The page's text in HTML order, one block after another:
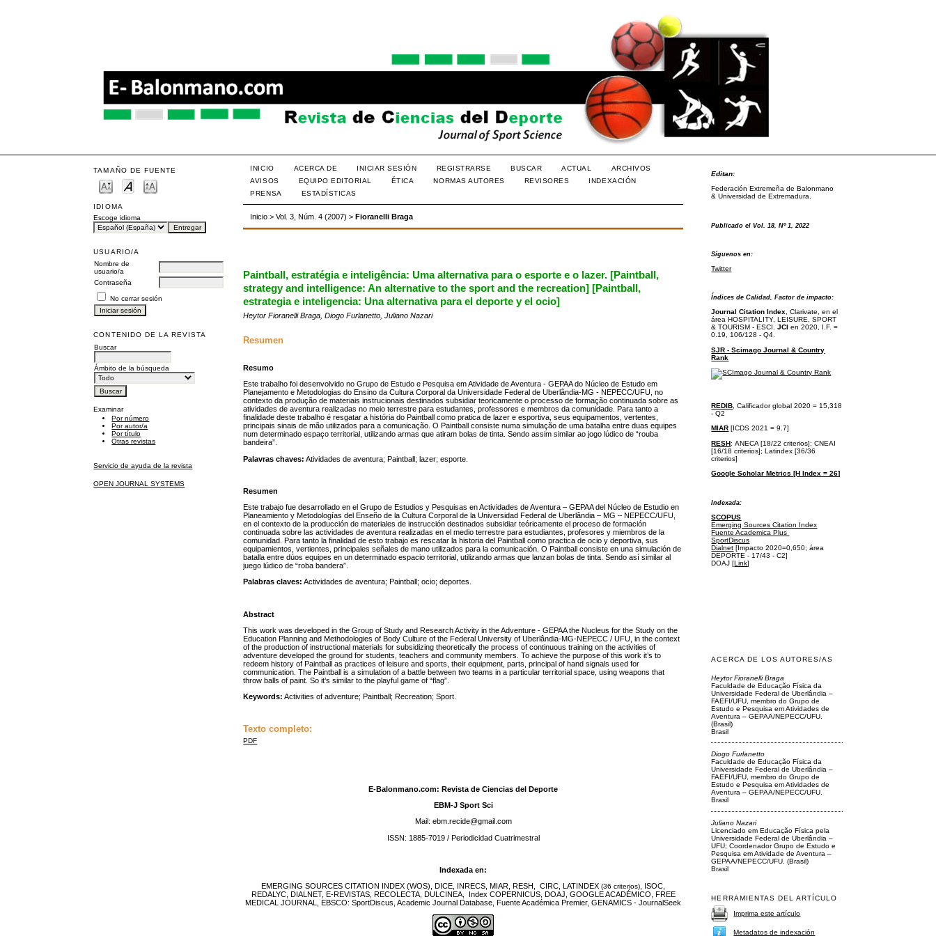
TAMAÑO DE FUENTE
IDIOMA
Escoge idioma
USUARIO/A
Nombre de
usuario/a
Contraseña
No cerrar sesión
CONTENIDO DE LA REVISTA
Buscar
Ámbito de la búsqueda
Examinar
Por número
Por autor/a
Por título
Otras revistas
Servicio de ayuda de la revista
OPEN JOURNAL SYSTEMS
Editan:
Federación Extremeña de Balonmano
& Universidad de Extremadura.
Publicado el Vol. 18, Nº 1, 2022
Síguenos en:
Twitter
Índices de Calidad, Factor de impacto:
Journal Citation Index, Clarivate, en el
áreaHOSPITALITY, LEISURE, SPORT
& TOURISM - ESCI. JCI en 2020, I.F. =
0.19, 106/128 - Q4.
SJR - Scimago Journal & Country
Rank
REDIB , Calificador global 2020 = 15,318
- Q2
MIAR [ICDS 2021 = 9.7]
RESH:ANECA [18/22 criterios];CNEAI
[16/18 criterios];Latindex [36/36
criterios]
Google Scholar Metrics [H Index = 26]
Indexada:
SCOPUS
Emerging Sources Citation Index
Fuente Academica Plus
SportDiscus
Dialnet [Impacto 2020=0,650; área
DEPORTE - 17/43 - C2]
DOAJ [Link]
ACERCA DE LOS AUTORES/AS
Heytor Fioranelli Braga
Faculdade de Educação Física da
Universidade Federal de Uberlândia –
FAEFI/UFU, membro do Grupo de
Estudo e Pesquisa em Atividades de
Aventura – GEPAA/NEPECC/UFU.
(Brasil)
Brasil
Diogo Furlanetto
Faculdade de Educação Física da
Universidade Federal de Uberlândia –
FAEFI/UFU, membro do Grupo de
Estudo e Pesquisa em Atividades de
Aventura – GEPAA/NEPECC/UFU.
Brasil
Juliano Nazari
Licenciado em Educação Física pela
Universidade Federal de Uberlândia –
UFU; Coordenador Grupo de Estudo e
Pesquisa em Atividade de Aventura –
GEPAA/NEPECC/UFU. (Brasil)
Brasil
HERRAMIENTAS DEL ARTÍCULO
Imprima este artículo
Metadatos de indexación
INICIO ACERCA DE INICIAR SESIÓN REGISTRARSE BUSCAR ACTUAL
ARCHIVOS
AVISOS
EQUIPO EDITORIAL ÉTICA NORMAS AUTORES REVISORES
INDEXACIÓN
PRENSA
ESTADÍSTICAS
Inicio >Vol. 3, Núm. 4 (2007) >Fioranelli Braga
Paintball, estratégia e inteligência: Uma alternativa para o esporte e o lazer. [Paintball,
strategy and intelligence: An alternative to the sport and the recreation] [Paintball,
estrategia e inteligencia: Una alternativa para el deporte y el ocio]
Heytor Fioranelli Braga, Diogo Furlanetto, Juliano Nazari
Resumen
Resumo
Este trabalho foi desenvolvido no Grupo de Estudo e Pesquisa em Atividade de Aventura - GEPAA do Núcleo de Estudo em
Planejamento e Metodologias do Ensino da Cultura Corporal da Universidade Federal de Uberlândia-MG - NEPECC/UFU, no
contexto da produção de materiais instrucionais destinados subsidiar teoricamente o processo de formação continuada sobre as
atividades de aventura realizadas no meio terrestre para estudantes, professores e membros da comunidade. Para tanto a
finalidade deste trabalho é resgatar a história do Paintball como pratica de lazer e esportiva, seus equipamentos, vertentes,
principais sinais de mão utilizados para a comunicação. O Paintball consiste numa simulação de uma batalha entre duas equipes
num determinado espaço territorial, utilizando armas que atiram bolas de tinta. Sendo assim similar ao jogo lúdico de “rouba
bandeira”.
Palavras chaves: Atividades de aventura; Paintball; lazer; esporte.
Resumen
Este trabajo fue desarrollado en el Grupo de Estudios y Pesquisas en Actividades de Aventura – GEPAA del Núcleo de Estudio en
Planeamiento y Metodologías del Enseño de la Cultura Corporal de la Universidad Federal de Uberlândia – MG – NEPECC/UFU,
en el contexto de la producción de materiales de instrucción destinados subsidiar teóricamente el proceso de formación
continuada sobre las actividades de aventura realizadas en el medio terrestre para estudiantes, profesores y miembros de la
comunidad. Para tanto la finalidad de esto trabajo es rescatar la historia del Paintball como practica de ocio y deportiva, sus
equipamientos, vertientes, principales señales de mano utilizados para la comunicación. O Paintball consiste en una simulación de
batalla entre dúos equipes en un determinado espacio territorial, utilizando armas que lanzan bolas de tinta. Sendo así similar al
juego lúdico de “roba bandera”.
Palabras claves: Actividades de aventura; Paintball; ocio; deportes.
Abstract
This work was developed in the Group of Study and Research Activity in the Adventure - GEPAA the Nucleus for the Study on the
Education Planning and Methodologies of Body Culture of the Federal University of Uberlândia-MG-NEPECC / UFU, in the context
of the production of instructional materials for subsidizing theoretically the process of continuous training on the activities of
adventure developed the ground for students, teachers and community members. To achieve the purpose of this work it’s to
redeem history of Paintball as practices of leisure and sports, their equipment, parts, principal of hand signals used for
communication. The Paintball is a simulation of a battle between two teams in a particular territorial space, using weapons that
throw balls of paint. So it’s similar to the playful game of “flag”.
Keywords: Activities of adventure; Paintball; Recreation; Sport.
Texto completo:
PDF
E-Balonmano.com: Revista de Ciencias del Deporte
EBM-J Sport Sci
Mail: ebm.recide@gmail.com
ISSN: 1885-7019 / Periodicidad Cuatrimestral
Indexada en:
EMERGING SOURCES CITATION INDEX (WOS), DICE, INRECS, MIAR, RESH, CIRC, LATINDEX(36 criterios) , ISOC,
REDALYC, DIALNET, E-REVISTAS, RECOLECTA, DULCINEA, Index COPERNICUS, DOAJ, GOOGLE ACADÉMICO, FREE
MEDICAL JOURNAL, EBSCO: SportDiscus, Academic Journal Database, Fuente Académica Premier, GENAMICS - JournalSeek